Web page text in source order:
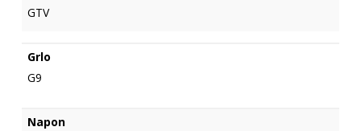
GTV
Grlo
G9
Napon